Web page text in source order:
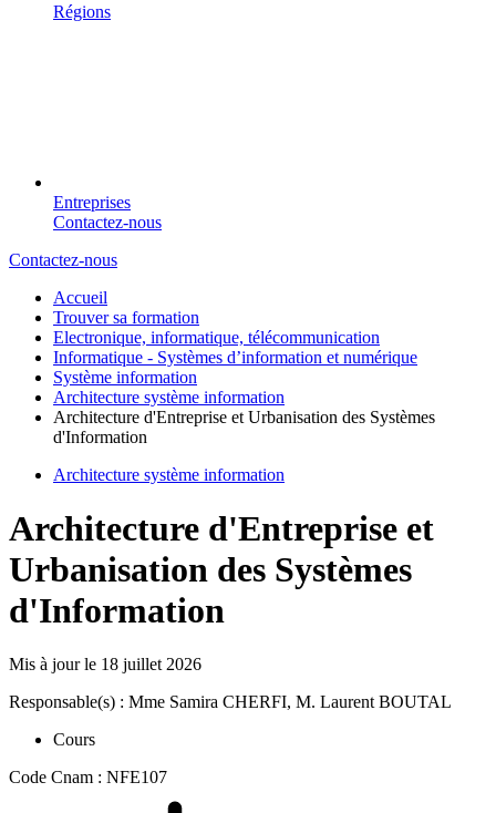
Régions
Entreprises
Contactez-nous
Contactez-nous
Accueil
Trouver sa formation
Electronique, informatique, télécommunication
Informatique - Systèmes d’information et numérique
Système information
Architecture système information
Architecture d'Entreprise et Urbanisation des Systèmes
d'Information
Architecture système information
Architecture d'Entreprise et
Urbanisation des Systèmes
d'Information
Mis à jour le 18 juillet 2026
Responsable(s) : Mme Samira CHERFI, M. Laurent BOUTAL
Cours
Code Cnam : NFE107